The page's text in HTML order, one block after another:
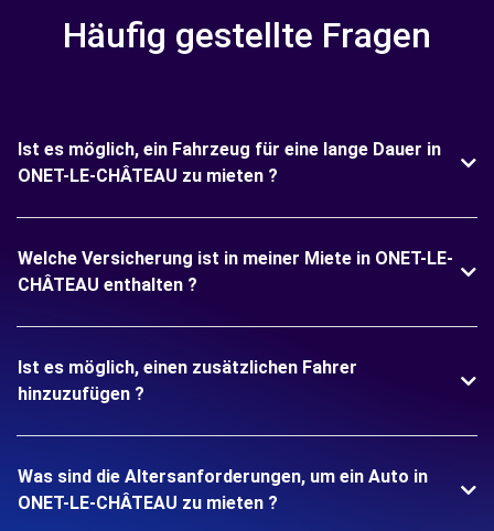
Häufig gestellte Fragen
Ist es möglich, ein Fahrzeug für eine lange Dauer in
ONET-LE-CHÂTEAU zu mieten ?
Welche Versicherung ist in meiner Miete in ONET-LE-
CHÂTEAU enthalten ?
Ist es möglich, einen zusätzlichen Fahrer
hinzuzufügen ?
Was sind die Altersanforderungen, um ein Auto in
ONET-LE-CHÂTEAU zu mieten ?